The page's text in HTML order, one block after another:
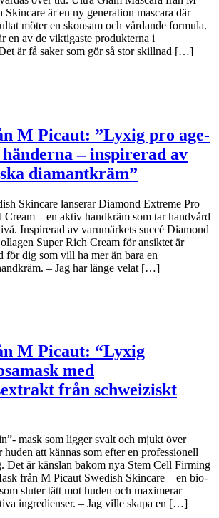
Skincare är en ny generation mascara där
möter en skonsam och vårdande formula.
en av de viktigaste produkterna i
är få saker som gör så stor skillnad […]
M Picaut: ”Lyxig pro age-
– inspirerad av
diamantkräm”
Skincare lanserar Diamond Extreme Pro
Cream – en aktiv handkräm som tar handvård
Inspirerad av varumärkets succé Diamond
Super Rich Cream för ansiktet är
för dig som vill ha mer än bara en
– Jag har länge velat […]
M Picaut: “Lyxig
med
från schweiziskt
mask som ligger svalt och mjukt över
huden att kännas som efter en professionell
Det är känslan bakom nya Stem Cell Firming
från M Picaut Swedish Skincare – en bio-
sluter tätt mot huden och maximerar
ingredienser. – Jag ville skapa en […]